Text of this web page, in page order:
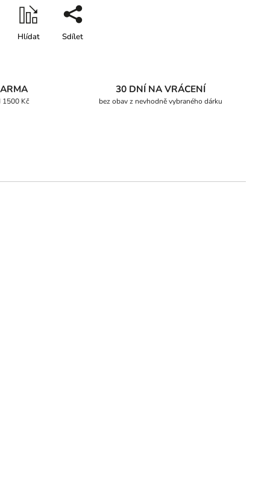
Hlídat Sdílet
1500 Kč
30 DNÍ NA VRÁCENÍ
bez obav z nevhodně vybraného dárku